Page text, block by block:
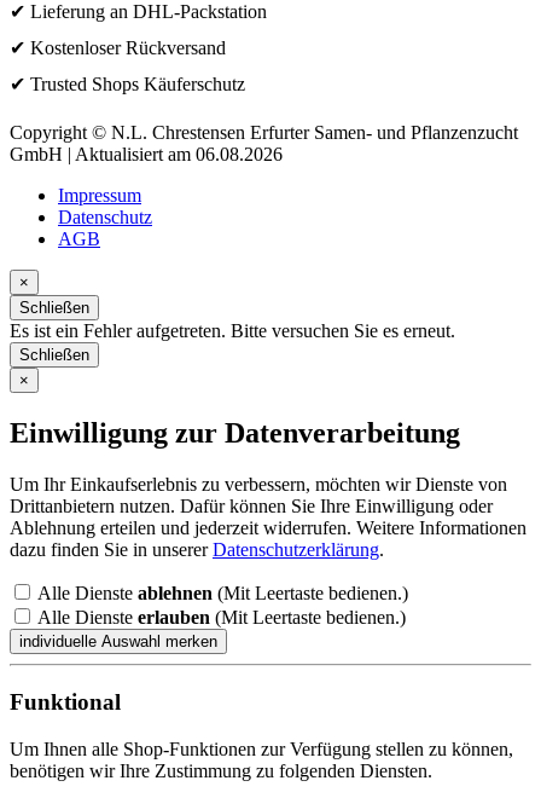
✔ Lieferung an DHL-Packstation
✔ Kostenloser Rückversand
✔ Trusted Shops Käuferschutz
Copyright © N.L. Chrestensen Erfurter Samen- und Pflanzenzucht
GmbH | Aktualisiert am 06.08.2026
Impressum
Datenschutz
AGB
×
Schließen
Es ist ein Fehler aufgetreten. Bitte versuchen Sie es erneut.
Schließen
×
Einwilligung zur Datenverarbeitung
Um Ihr Einkaufserlebnis zu verbessern, möchten wir Dienste von
Drittanbietern nutzen. Dafür können Sie Ihre Einwilligung oder
Ablehnung erteilen und jederzeit widerrufen. Weitere Informationen
dazu finden Sie in unsererDatenschutzerklärung.
Alle Dienste ablehnen (Mit Leertaste bedienen.)
Alle Dienste erlauben (Mit Leertaste bedienen.)
Funktional
Um Ihnen alle Shop-Funktionen zur Verfügung stellen zu können,
benötigen wir Ihre Zustimmung zu folgenden Diensten.